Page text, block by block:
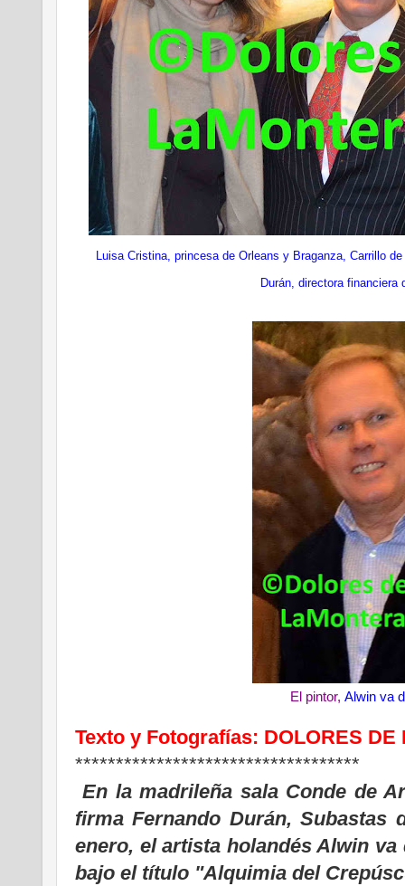
Luisa Cristina, princesa de Orleans y Braganza, Carrillo
Durán, directora financiera
El pintor, Alwin va
Texto y Fotografías: DOLORES DE
***********************************
En la madrileña sala Conde de
firma Fernando Durán, Subastas
enero, el artista holandés Alwin
bajo el título "Alquimia del